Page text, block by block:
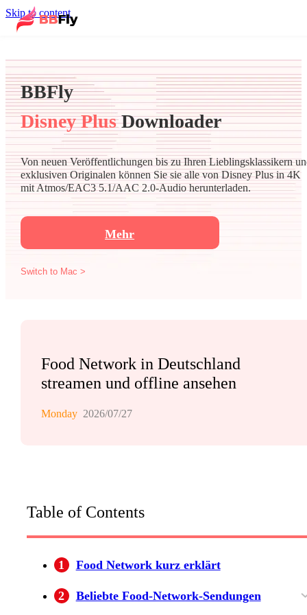
Skip to content
BBFly
Disney PlusDownloader
Von neuen Veröffentlichungen bis zu Ihren Lieblingsklassikern
exklusiven Originalen können Sie sie alle von Disney Plus in 4K
mit Atmos/EAC3 5.1/AAC 2.0-Audio herunterladen.
Mehr
Switch to Mac >
Food Network in Deutschland
streamen und offline ansehen
Monday 2026/07/27
Table of Contents
1 Food Network kurz erklärt
2 Beliebte Food-Network-Sendungen